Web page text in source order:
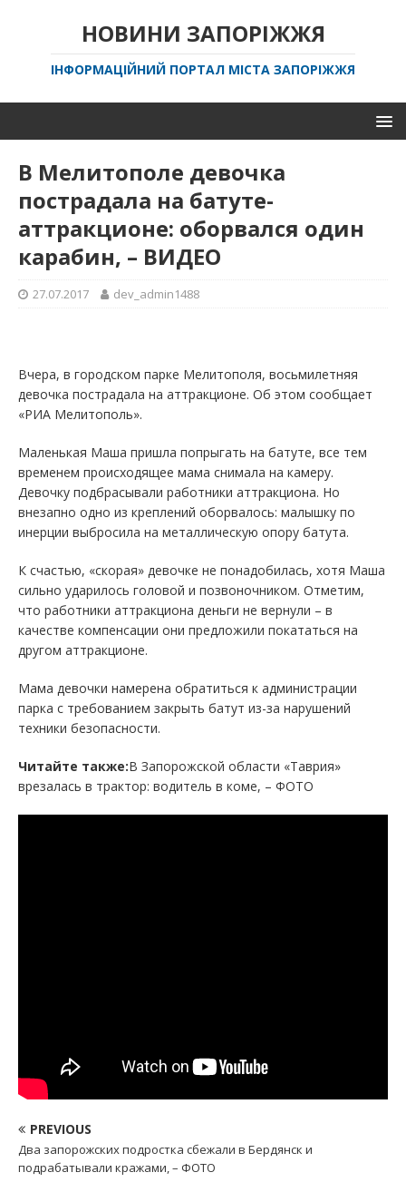
НОВИНИ ЗАПОРІЖЖЯ
ІНФОРМАЦІЙНИЙ ПОРТАЛ МІСТА ЗАПОРІЖЖЯ
В Мелитополе девочка
пострадала на батуте-
аттракционе: оборвался один
карабин, – ВИДЕО
27.07.2017 dev_admin1488
Вчера, в городском парке Мелитополя, восьмилетняя
девочка пострадала на аттракционе. Об этом сообщает
«РИА Мелитополь».
Маленькая Маша пришла попрыгать на батуте, все тем
временем происходящее мама снимала на камеру.
Девочку подбрасывали работники аттракциона. Но
внезапно одно из креплений оборвалось: малышку по
инерции выбросила на металлическую опору батута.
К счастью, «скорая» девочке не понадобилась, хотя Маша
сильно ударилось головой и позвоночником. Отметим,
что работники аттракциона деньги не вернули – в
качестве компенсации они предложили покататься на
другом аттракционе.
Мама девочки намерена обратиться к администрации
парка с требованием закрыть батут из-за нарушений
техники безопасности.
Читайте также:В Запорожской области «Таврия»
врезалась в трактор: водитель в коме, – ФОТО
PREVIOUS
Два запорожских подростка сбежали в Бердянск и
подрабатывали кражами, – ФОТО